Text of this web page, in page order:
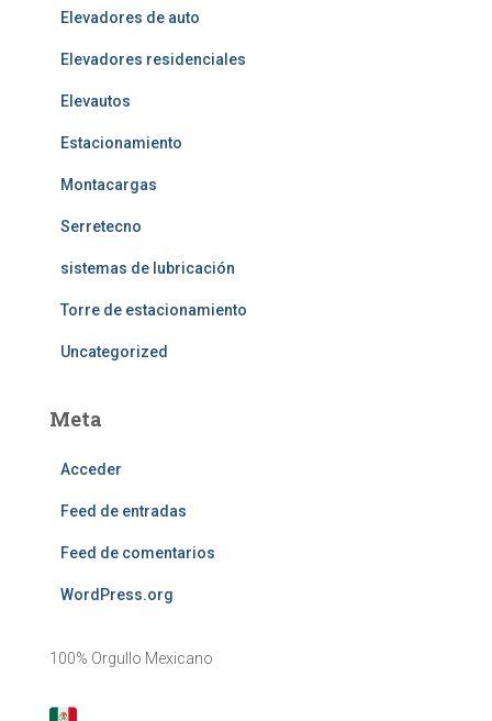
Elevadores de auto
Elevadores residenciales
Elevautos
Estacionamiento
Montacargas
Serretecno
sistemas de lubricación
Torre de estacionamiento
Uncategorized
Meta
Acceder
Feed de entradas
Feed de comentarios
WordPress.org
100% Orgullo Mexicano